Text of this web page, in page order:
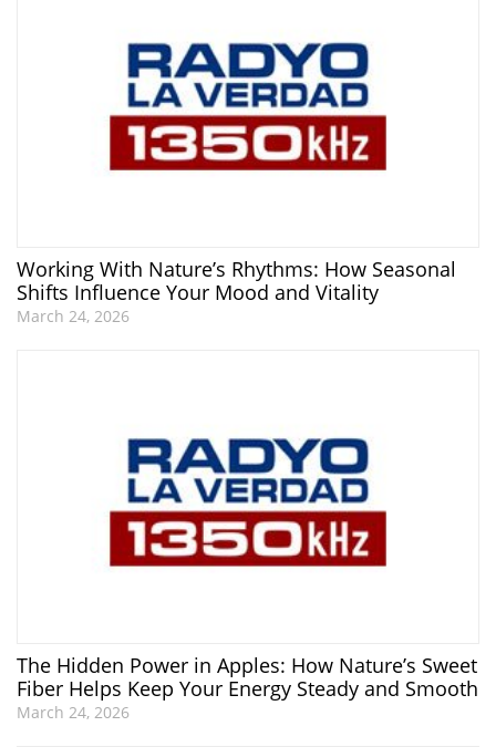
Working With Nature’s Rhythms: How Seasonal
Shifts Influence Your Mood and Vitality
March 24, 2026
The Hidden Power in Apples: How Nature’s Sweet
Fiber Helps Keep Your Energy Steady and Smooth
March 24, 2026